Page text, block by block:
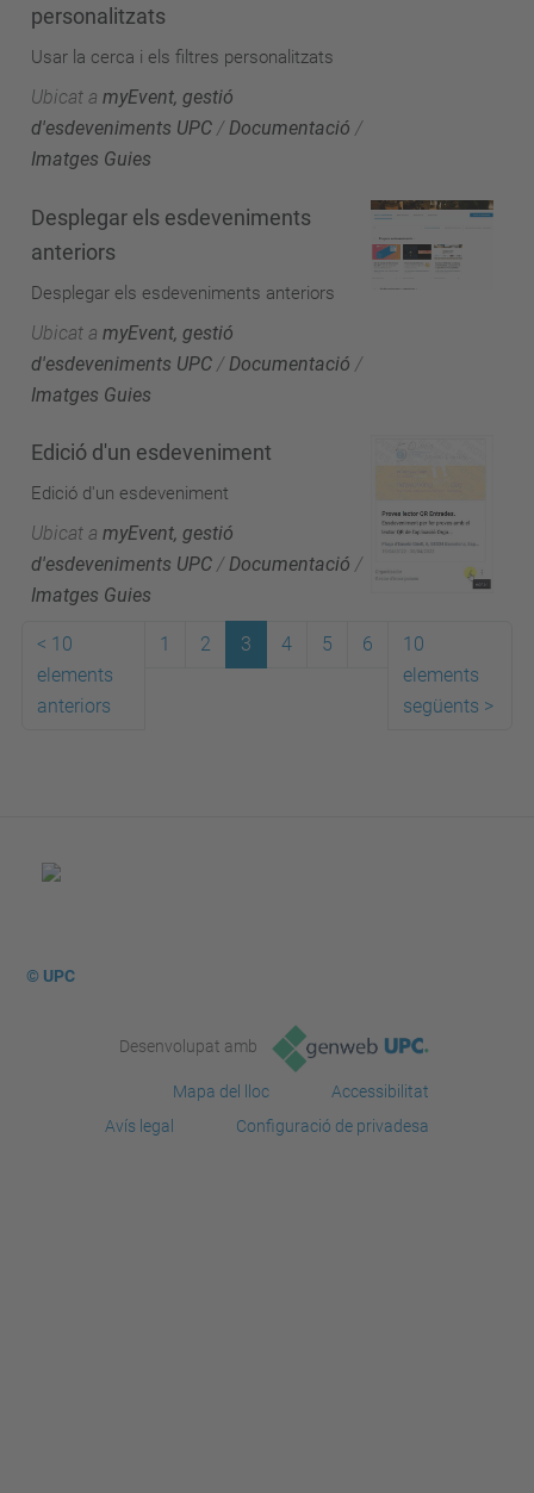
personalitzats
Usar la cerca i els filtres personalitzats
Ubicat a myEvent, gestió
d'esdeveniments UPC /Documentació /
Imatges Guies
Desplegar els esdeveniments
anteriors
Desplegar els esdeveniments anteriors
Ubicat a myEvent, gestió
d'esdeveniments UPC / Documentació /
Imatges Guies
Edició d'un esdeveniment
Edició d'un esdeveniment
Ubicat a myEvent, gestió
d'esdeveniments UPC /Documentació /
Imatges Guies
< 10
elements
anteriors
1 2 3 4 5 6
10
elements
següents >
© UPC
Desenvolupat amb
Mapa del lloc
Accessibilitat
Avís legal
Configuració de privadesa